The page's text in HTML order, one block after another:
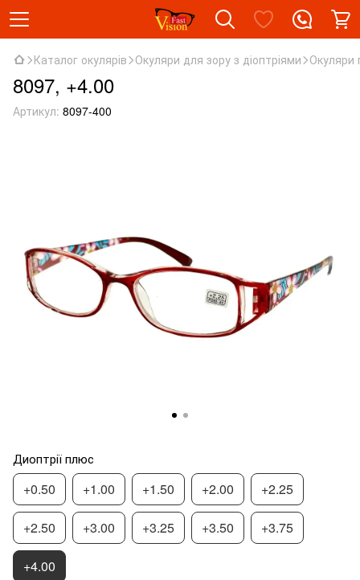
Каталог окулярів Окуляри для зору з діоптріями Окуляри
8097, +4.00
Артикул: 8097-400
Диоптрії плюс
+0.50 +1.00 +1.50 +2.00 +2.25
+2.50 +3.00 +3.25 +3.50 +3.75
+4.00